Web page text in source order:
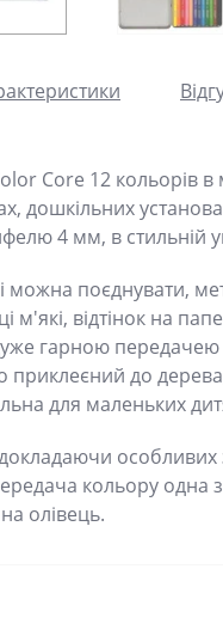
Core 12 кольорів в
дошкільних
4 мм, в стильній
можна поєднувати,
м'які, відтінок на
дуже гарною
до
для маленьких
кольору одна з
олівець.